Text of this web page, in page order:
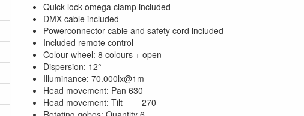
Quick lock omega clamp included
DMX cable included
Powerconnector cable and safety cord included
Included remote control
Colour wheel: 8 colours + open
Dispersion: 12°
Illuminance: 70.000lx@1m
Head movement: Pan 630
Head movement: Tilt 270